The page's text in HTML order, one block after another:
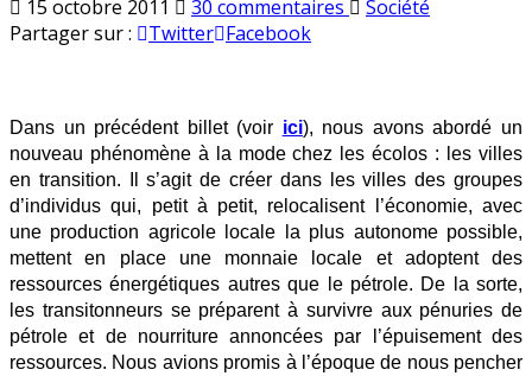
15 octobre 2011 30 commentaires sur
transitionneurs
Publié
Société
Partager sur :
Twitter Facebook
Dans un précédent billet (voir ici), nous avons abordé un
nouveau phénomène à la mode chez les écolos : les villes
en transition. Il s’agit de créer dans les villes des groupes
d’individus qui, petit à petit, relocalisent l’économie, avec
une production agricole locale la plus autonome possible,
mettent en place une monnaie locale et adoptent des
ressources énergétiques autres que le pétrole. De la sorte,
les transitonneurs se préparent à survivre aux pénuries de
pétrole et de nourriture annoncées par l’épuisement des
ressources. Nous avions promis à l’époque de nous pencher